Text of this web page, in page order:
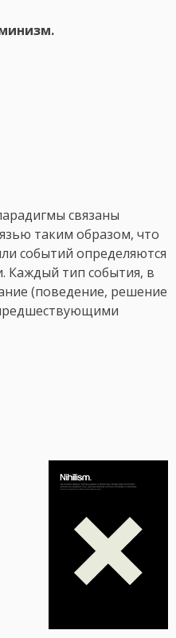
связаны
таким образом, что
событий определяются
Каждый тип события, в
(поведение, решение